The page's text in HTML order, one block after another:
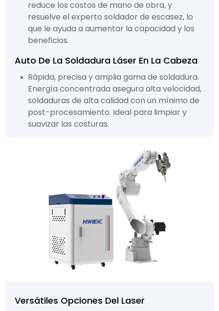
reduce los costos de mano de obra, y
resuelve el experto soldador de escasez, lo
que le ayuda a aumentar la capacidad y los
beneficios.
Auto De La Soldadura Láser En La Cabeza
Rápida, precisa y amplia gama de soldadura.
Energía concentrada asegura alta velocidad,
soldaduras de alta calidad con un mínimo de
post-procesamiento. Ideal para limpiar y
suavizar las costuras.
Versátiles Opciones Del Laser